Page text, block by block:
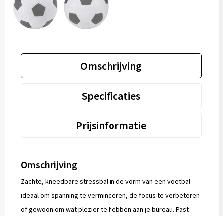
Omschrijving
Specificaties
Prijsinformatie
Omschrijving
Zachte, kneedbare stressbal in de vorm van een voetbal –
ideaal om spanning te verminderen, de focus te verbeteren
of gewoon om wat plezier te hebben aan je bureau. Past